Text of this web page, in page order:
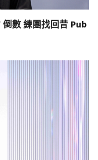
倒數 練團找回昔 Pub